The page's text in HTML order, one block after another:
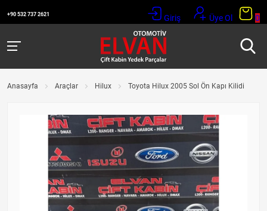
+90 532 737 2621 Giriş Üye Ol 0
Anasayfa Araçlar Hilux Toyota Hilux 2005 Sol Ön Kapı Kilidi